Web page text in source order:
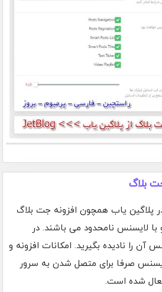
بلاگ
پلاگین یاب همچون افزونه جت بلاگ
لایسنس نامحدود می باشند. در
را نادیده بگیرید. امکانات افزونه و
صرفا برای متصل شدن به سرور
شده است.